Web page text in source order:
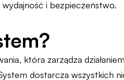
i bezpieczeństwo.
która zarządza
dostarcza wszystkich